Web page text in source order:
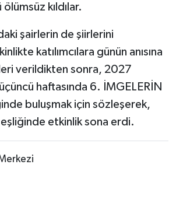
ölümsüz kıldılar.
şairlerin de şiirlerini
katılımcılara günün anısına
verildikten sonra, 2027
üçüncü haftasında 6. İMGELERİN
buluşmak için sözleşerek,
etkinlik sona erdi.